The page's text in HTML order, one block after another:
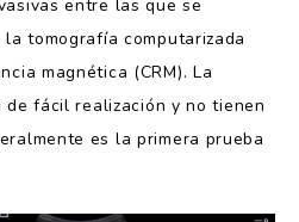
entre las que se
tomografía computarizada
magnética (CRM). La
fácil realización y no tienen
es la primera prueba